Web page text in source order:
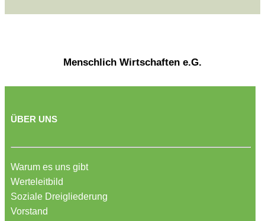
Menschlich Wirtschaften e.G.
ÜBER UNS
Warum es uns gibt
Werteleitbild
Soziale Dreigliederung
Vorstand